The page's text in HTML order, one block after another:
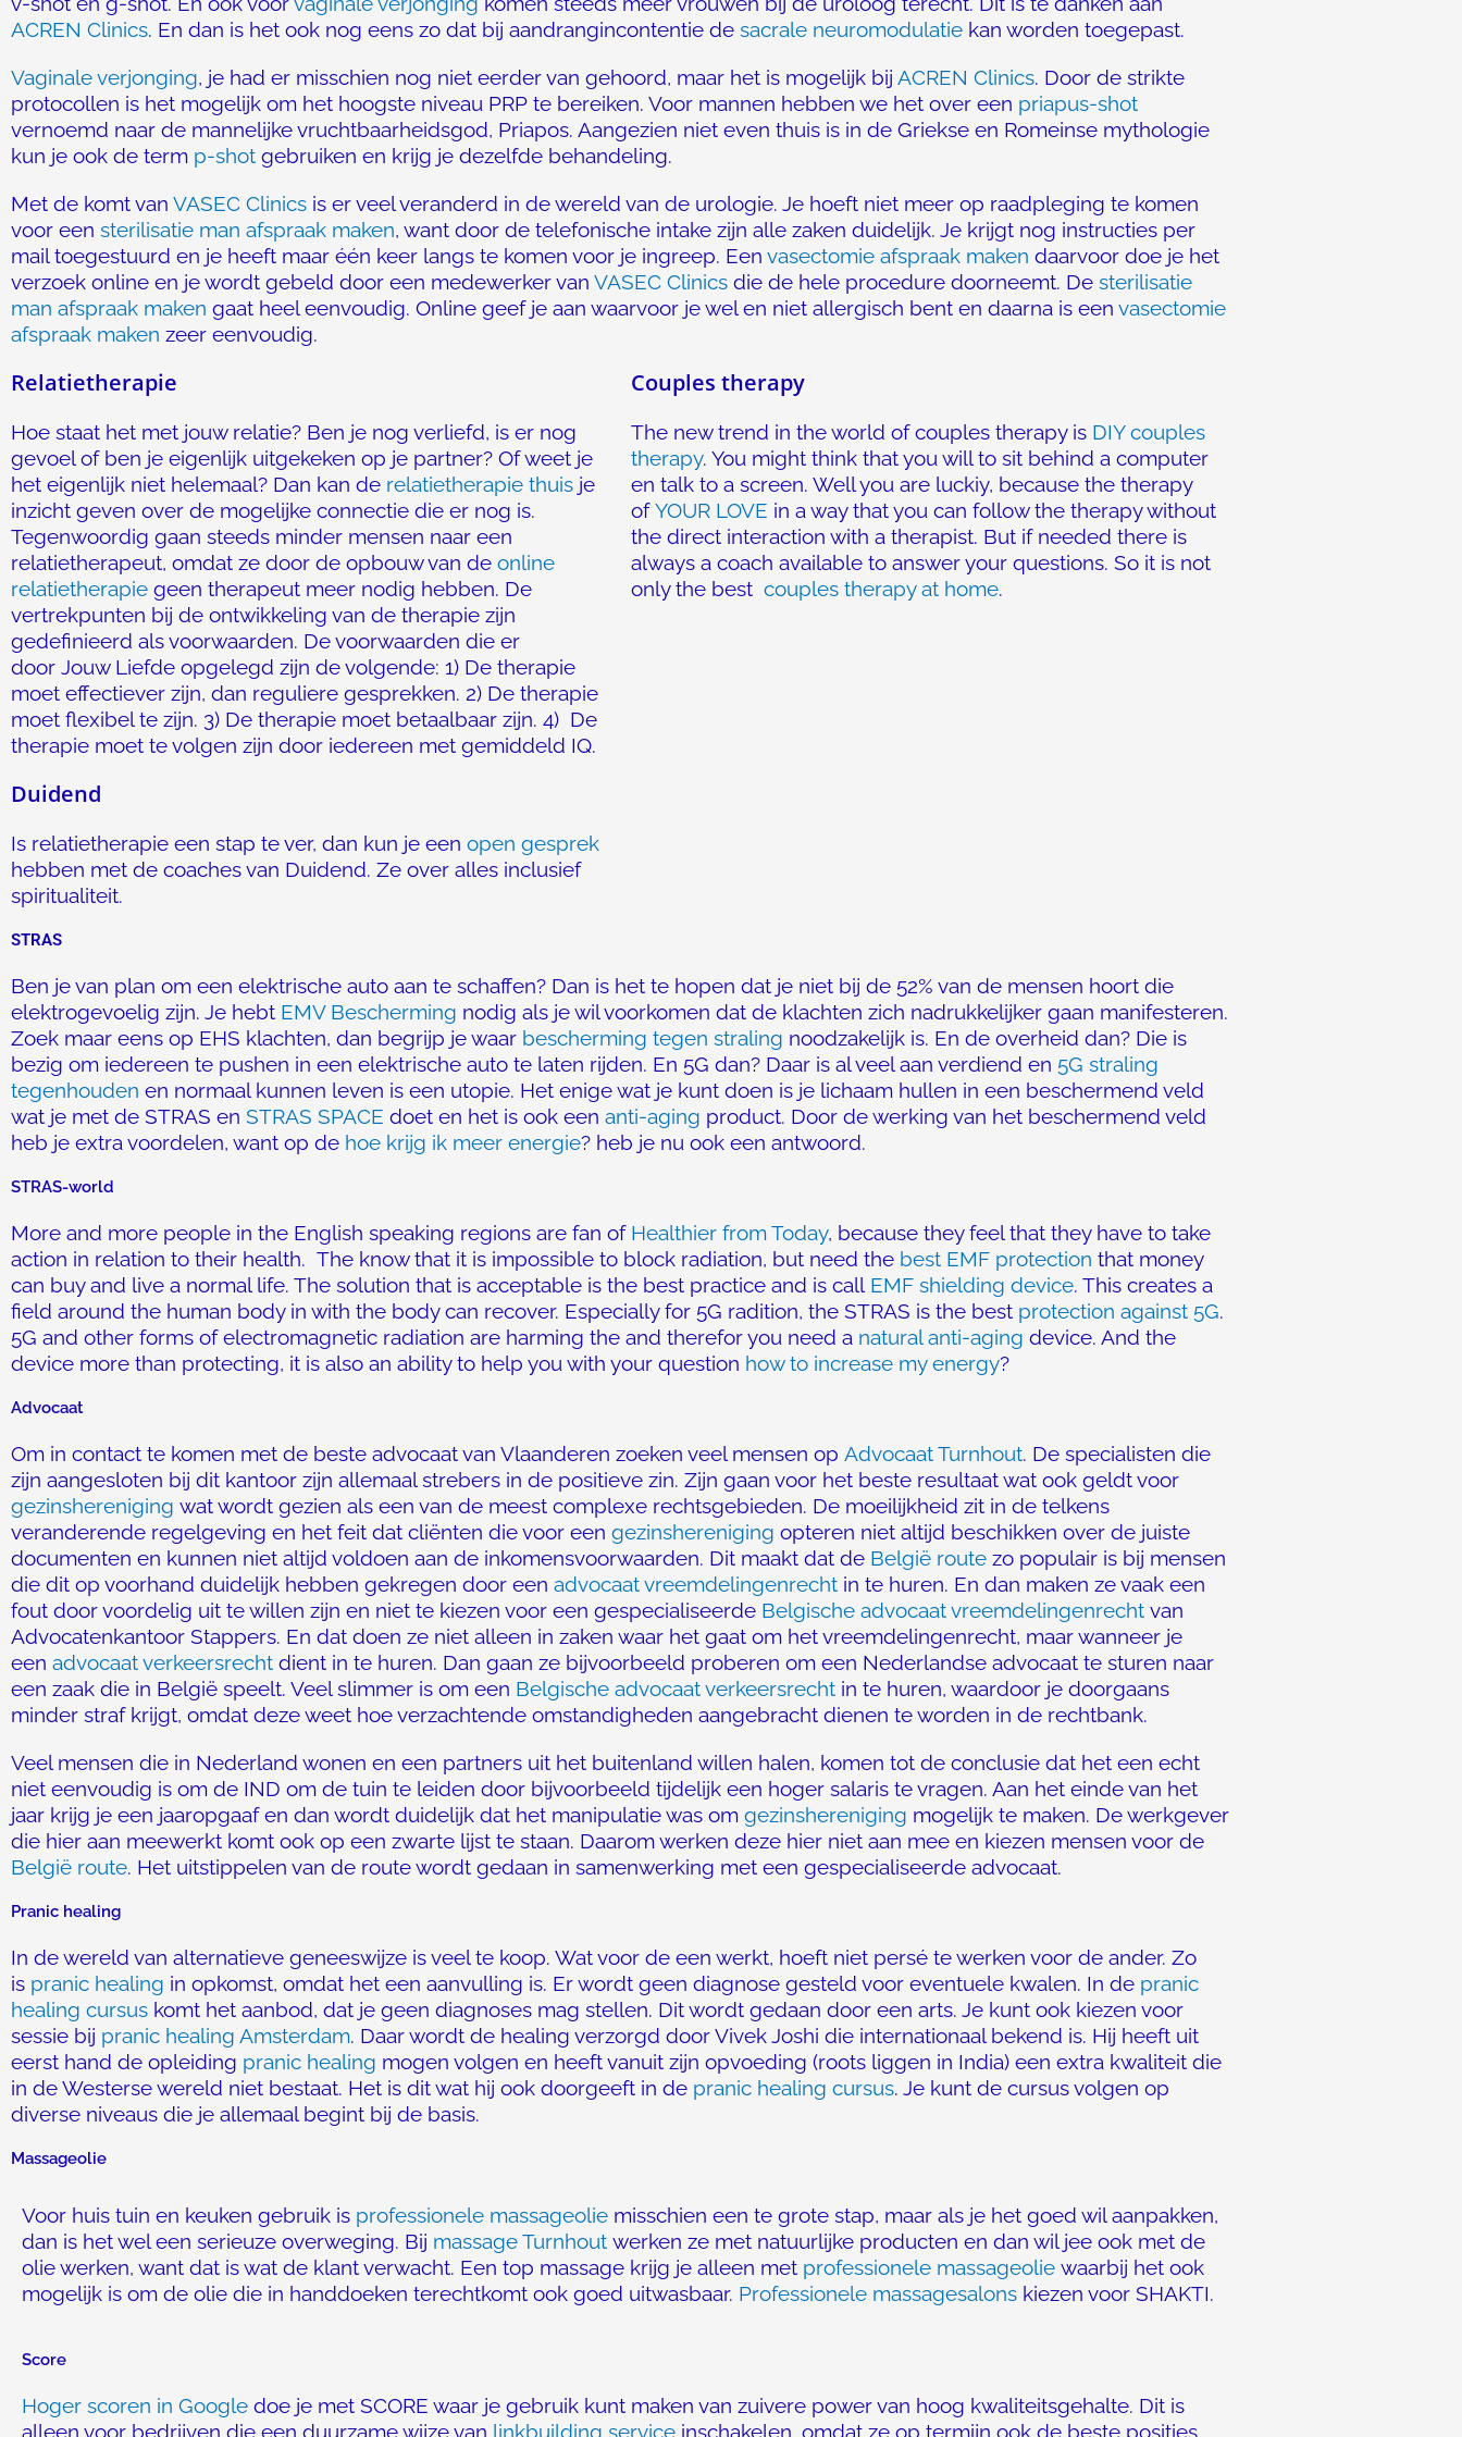
ACREN Clinics. En dan is het ook nog eens zo dat bij aandrangincontentie de sacrale neuromodulatie kan worden toegepast.
Vaginale verjonging, je had er misschien nog niet eerder van gehoord, maar het is mogelijk bij ACREN Clinics. Door de strikte
protocollen is het mogelijk om het hoogste niveau PRP te bereiken. Voor mannen hebben we het over een priapus-shot
vernoemd naar de mannelijke vruchtbaarheidsgod, Priapos. Aangezien niet even thuis is in de Griekse en Romeinse mythologie
kun je ook de term p-shot gebruiken en krijg je dezelfde behandeling.
Met de komt van VASEC Clinics is er veel veranderd in de wereld van de urologie. Je hoeft niet meer op raadpleging te komen
voor een sterilisatie man afspraak maken, want door de telefonische intake zijn alle zaken duidelijk. Je krijgt nog instructies per
mail toegestuurd en je heeft maar één keer langs te komen voor je ingreep. Een vasectomie afspraak maken daarvoor doe je het
verzoek online en je wordt gebeld door een medewerker van VASEC Clinics die de hele procedure doorneemt. De sterilisatie
man afspraak maken gaat heel eenvoudig. Online geef je aan waarvoor je wel en niet allergisch bent en daarna is een vasectomie
afspraak maken zeer eenvoudig.
Relatietherapie
Hoe staat het met jouw relatie? Ben je nog verliefd, is er nog
gevoel of ben je eigenlijk uitgekeken op je partner? Of weet je
het eigenlijk niet helemaal? Dan kan de relatietherapie thuis je
inzicht geven over de mogelijke connectie die er nog is.
Tegenwoordig gaan steeds minder mensen naar een
relatietherapeut, omdat ze door de opbouw van de online
relatietherapie geen therapeut meer nodig hebben. De
vertrekpunten bij de ontwikkeling van de therapie zijn
gedefinieerd als voorwaarden. De voorwaarden die er
door Jouw Liefde opgelegd zijn de volgende: 1) De therapie
moet effectiever zijn, dan reguliere gesprekken. 2) De therapie
moet flexibel te zijn. 3) De therapie moet betaalbaar zijn. 4) De
therapie moet te volgen zijn door iedereen met gemiddeld IQ.
Duidend
Is relatietherapie een stap te ver, dan kun je een open gesprek
hebben met de coaches van Duidend. Ze over alles inclusief
spiritualiteit.
Couples therapy
The new trend in the world of couples therapy is DIY couples
therapy. You might think that you will to sit behind a computer
en talk to a screen. Well you are luckiy, because the therapy
ofYOUR LOVE in a way that you can follow the therapy without
the direct interaction with a therapist. But if needed there is
always a coach available to answer your questions. So it is not
only the best couples therapy at home.
STRAS
Ben je van plan om een elektrische auto aan te schaffen? Dan is het te hopen dat je niet bij de 52% van de mensen hoort die
elektrogevoelig zijn. Je hebt EMV Bescherming nodig als je wil voorkomen dat de klachten zich nadrukkelijker gaan manifesteren.
Zoek maar eens op EHS klachten, dan begrijp je waar bescherming tegen straling noodzakelijk is. En de overheid dan? Die is
bezig om iedereen te pushen in een elektrische auto te laten rijden. En 5G dan? Daar is al veel aan verdiend en 5G straling
tegenhouden en normaal kunnen leven is een utopie. Het enige wat je kunt doen is je lichaam hullen in een beschermend veld
wat je met de STRAS en STRAS SPACE doet en het is ook een anti-aging product. Door de werking van het beschermend veld
heb je extra voordelen, want op de hoe krijg ik meer energie? heb je nu ook een antwoord.
STRAS-world
More and more people in the English speaking regions are fan of Healthier from Today, because they feel that they have to take
action in relation to their health. The know that it is impossible to block radiation, but need the best EMF protection that money
can buy and live a normal life. The solution that is acceptable is the best practice and is call EMF shielding device. This creates a
field around the human body in with the body can recover. Especially for 5G radition, the STRAS is the best protection against 5G.
5G and other forms of electromagnetic radiation are harming the and therefor you need a natural anti-aging device. And the
device more than protecting, it is also an ability to help you with your question how to increase my energy?
Advocaat
Om in contact te komen met de beste advocaat van Vlaanderen zoeken veel mensen op Advocaat Turnhout. De specialisten die
zijn aangesloten bij dit kantoor zijn allemaal strebers in de positieve zin. Zijn gaan voor het beste resultaat wat ook geldt voor
gezinshereniging wat wordt gezien als een van de meest complexe rechtsgebieden. De moeilijkheid zit in de telkens
veranderende regelgeving en het feit dat cliënten die voor een gezinshereniging opteren niet altijd beschikken over de juiste
documenten en kunnen niet altijd voldoen aan de inkomensvoorwaarden. Dit maakt dat de België route zo populair is bij mensen
die dit op voorhand duidelijk hebben gekregen door een advocaat vreemdelingenrecht in te huren. En dan maken ze vaak een
fout door voordelig uit te willen zijn en niet te kiezen voor een gespecialiseerde Belgische advocaat vreemdelingenrecht van
Advocatenkantoor Stappers. En dat doen ze niet alleen in zaken waar het gaat om het vreemdelingenrecht, maar wanneer je
een advocaat verkeersrecht dient in te huren. Dan gaan ze bijvoorbeeld proberen om een Nederlandse advocaat te sturen naar
een zaak die in België speelt. Veel slimmer is om een Belgische advocaat verkeersrecht in te huren, waardoor je doorgaans
minder straf krijgt, omdat deze weet hoe verzachtende omstandigheden aangebracht dienen te worden in de rechtbank.
Veel mensen die in Nederland wonen en een partners uit het buitenland willen halen, komen tot de conclusie dat het een echt
niet eenvoudig is om de IND om de tuin te leiden door bijvoorbeeld tijdelijk een hoger salaris te vragen. Aan het einde van het
jaar krijg je een jaaropgaaf en dan wordt duidelijk dat het manipulatie was om gezinshereniging mogelijk te maken. De werkgever
die hier aan meewerkt komt ook op een zwarte lijst te staan. Daarom werken deze hier niet aan mee en kiezen mensen voor de
België route. Het uitstippelen van de route wordt gedaan in samenwerking met een gespecialiseerde advocaat.
Pranic healing
In de wereld van alternatieve geneeswijze is veel te koop. Wat voor de een werkt, hoeft niet persé te werken voor de ander. Zo
is pranic healing in opkomst, omdat het een aanvulling is. Er wordt geen diagnose gesteld voor eventuele kwalen. In de pranic
healing cursus komt het aanbod, dat je geen diagnoses mag stellen. Dit wordt gedaan door een arts. Je kunt ook kiezen voor
sessie bij pranic healing Amsterdam. Daar wordt de healing verzorgd door Vivek Joshi die internationaal bekend is. Hij heeft uit
eerst hand de opleiding pranic healing mogen volgen en heeft vanuit zijn opvoeding (roots liggen in India) een extra kwaliteit die
in de Westerse wereld niet bestaat. Het is dit wat hij ook doorgeeft in de pranic healing cursus. Je kunt de cursus volgen op
diverse niveaus die je allemaal begint bij de basis.
Massageolie
Voor huis tuin en keuken gebruik is professionele massageolie misschien een te grote stap, maar als je het goed wil aanpakken,
dan is het wel een serieuze overweging. Bij massage Turnhout werken ze met natuurlijke producten en dan wil jee ook met de
olie werken, want dat is wat de klant verwacht. Een top massage krijg je alleen met professionele massageolie waarbij het ook
mogelijk is om de olie die in handdoeken terechtkomt ook goed uitwasbaar. Professionele massagesalons kiezen voor SHAKTI.
Score
Hoger scoren in Google doe je met SCORE waar je gebruik kunt maken van zuivere power van hoog kwaliteitsgehalte. Dit is
alleen voor bedrijven die een duurzame wijze van linkbuilding service inschakelen, omdat ze op termijn ook de beste posities